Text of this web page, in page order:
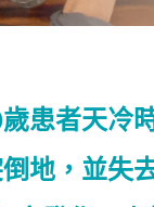
患者天冷
地，並失